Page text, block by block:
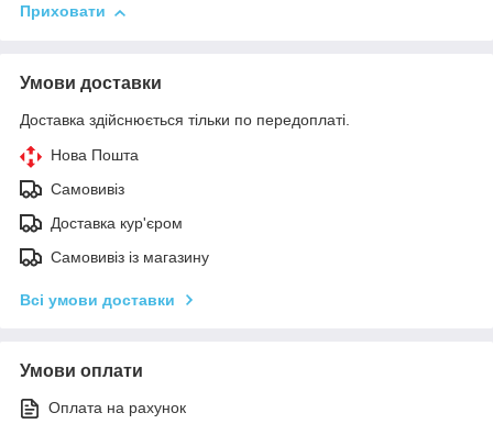
Приховати
Умови доставки
Доставка здійснюється тільки по передоплаті.
Нова Пошта
Самовивіз
Доставка кур'єром
Самовивіз із магазину
Всі умови доставки
Умови оплати
Оплата на рахунок